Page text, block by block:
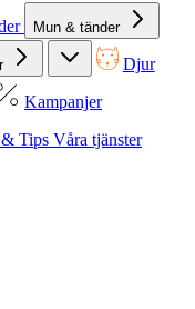
Mun & tänder
Djur
Kampanjer
Tips Våra tjänster